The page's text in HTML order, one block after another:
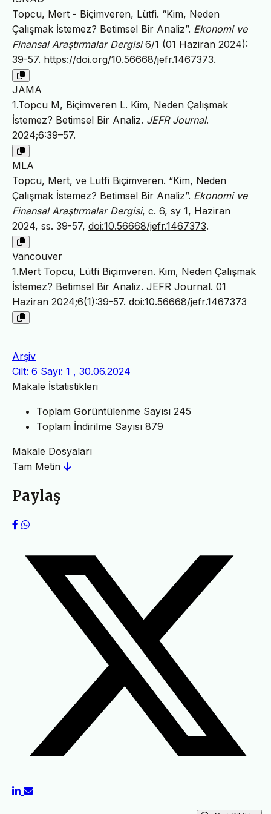
Topcu, Mert - Biçimveren, Lütfi. “Kim, Neden
Çalışmak İstemez? Betimsel Bir Analiz”. Ekonomi ve
Finansal Araştırmalar Dergisi6/1 (01 Haziran 2024):
39-57. https://doi.org/10.56668/jefr.1467373.
JAMA
1.Topcu M, Biçimveren L. Kim, Neden Çalışmak
İstemez? Betimsel Bir Analiz. JEFR Journal.
2024;6:39–57.
MLA
Topcu, Mert, ve Lütfi Biçimveren. “Kim, Neden
Çalışmak İstemez? Betimsel Bir Analiz”. Ekonomi ve
Finansal Araştırmalar Dergisi, c. 6, sy 1, Haziran
2024, ss. 39-57, doi:10.56668/jefr.1467373.
Vancouver
1.Mert Topcu, Lütfi Biçimveren. Kim, Neden Çalışmak
İstemez? Betimsel Bir Analiz. JEFR Journal. 01
Haziran 2024;6(1):39-57. doi:10.56668/jefr.1467373
Arşiv
Cilt: 6 Sayı: 1 , 30.06.2024
Makale İstatistikleri
Toplam Görüntülenme Sayısı 245
Toplam İndirilme Sayısı 879
Makale Dosyaları
Tam Metin
Paylaş